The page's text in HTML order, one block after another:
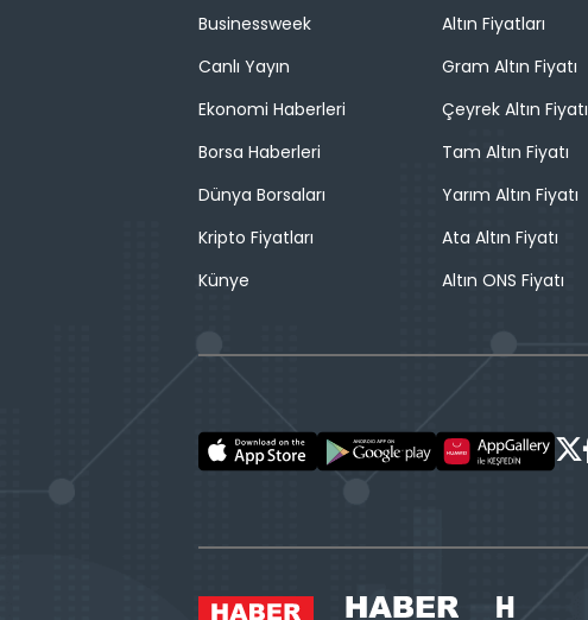
Businessweek
Canlı Yayın
Ekonomi Haberleri
Borsa Haberleri
Dünya Borsaları
Kripto Fiyatları
Künye
Altın Fiyatları
Gram Altın Fiyatı
Çeyrek Altın Fiyatı
Tam Altın Fiyatı
Yarım Altın Fiyatı
Ata Altın Fiyatı
Altın ONS Fiyatı